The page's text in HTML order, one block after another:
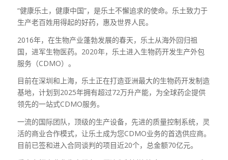
“健康乐土，健康中国”，是乐土不懈追求的使命。乐土致力于
生产老百姓用得起的好药，惠及世界人民。
2016年，在生物产业蓬勃发展的春天，乐土从海外回归祖
国，进军生物医药。2020年，乐土进入生物药开发生产外包
服务（CDMO）。
目前在深圳和上海，乐土正在打造亚洲最大的生物药开发制造
基地，计划到2025年拥有超过72万升产能，为全球药企提供
领先的一站式CDMO服务。
一流的国际团队，顶级的生产设备，先进的质量控制系统，灵
活的商业合作模式，让乐土成为您CDMO业务的首选供应商。
目前已签和进入合同谈判的项目近20个，总金额70亿元。